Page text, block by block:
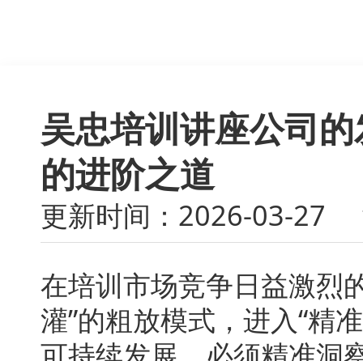
吴忠培训讲座公司
的进阶之道
更新时间：2026-03-27
在培训市场竞争日益激烈
灌”的粗放模式，进入“精